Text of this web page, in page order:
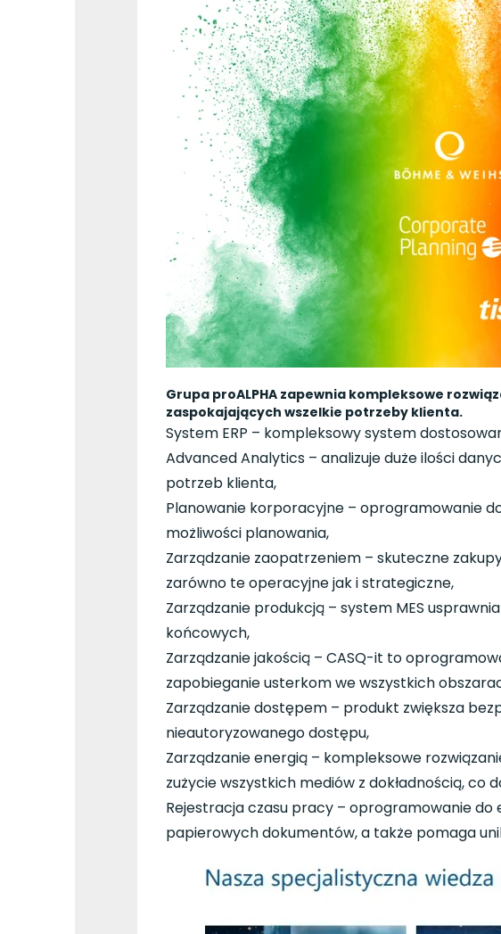
Grupa proALPHA zapewnia kompleksowe
zaspokajających wszelkie potrzeby klienta.
System ERP – kompleksowy system
Advanced Analytics – analizuje duże ilości
potrzeb klienta,
Planowanie korporacyjne – oprogramowanie
możliwości planowania,
Zarządzanie zaopatrzeniem – skuteczne
zarówno te operacyjne jak i strategiczne,
Zarządzanie produkcją – system MES
końcowych,
Zarządzanie jakością – CASQ-it to
zapobieganie usterkom we wszystkich
Zarządzanie dostępem – produkt zwiększa
nieautoryzowanego dostępu,
Zarządzanie energią – kompleksowe
zużycie wszystkich mediów z dokładnością, co
Rejestracja czasu pracy – oprogramowanie do
papierowych dokumentów, a także pomaga